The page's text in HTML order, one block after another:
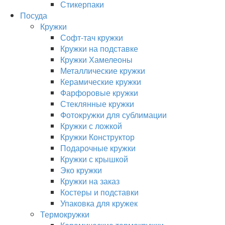
Стикерпаки
Посуда
Кружки
Софт-тач кружки
Кружки на подставке
Кружки Хамелеоны
Металлические кружки
Керамические кружки
Фарфоровые кружки
Стеклянные кружки
Фотокружки для сублимации
Кружки с ложкой
Кружки Конструктор
Подарочные кружки
Кружки с крышкой
Эко кружки
Кружки на заказ
Костеры и подставки
Упаковка для кружек
Термокружки